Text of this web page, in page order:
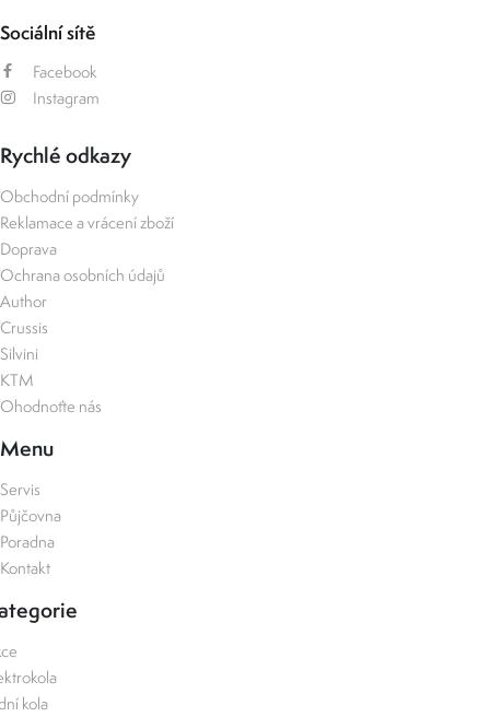
Sociální sítě
Facebook
Instagram
Rychlé odkazy
Obchodní podmínky
Reklamace a vrácení zboží
Doprava
Ochrana osobních údajů
Author
Crussis
Silvini
KTM
Ohodnoťte nás
Menu
Servis
Půjčovna
Poradna
Kontakt
kola